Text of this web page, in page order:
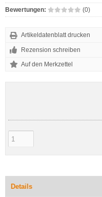
Bewertungen:
(0)
Artikeldatenblatt drucken
Rezension schreiben
Details